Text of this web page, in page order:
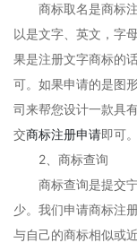
商标取名是商标注
以是文字、英文，字
果是注册文字商标的
可。如果申请的是图
司来帮您设计一款具
交商标注册申请即可。
2、商标查询
商标查询是提交宁
少。我们申请商标注
与自己的商标相似或